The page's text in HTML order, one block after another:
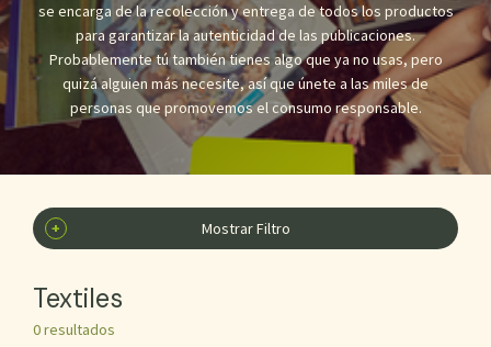
se encarga de la recolección y entrega de todos los productos
para garantizar la autenticidad de las publicaciones.
Probablemente tú también tienes algo que ya no usas, pero
quizá alguien más necesite, así que únete a las miles de
personas que promovemos el consumo responsable.
+ Mostrar Filtro
Textiles
0 resultados